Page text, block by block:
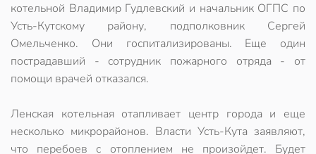
котельной Владимир Гудлевский и начальник ОГПС по
Усть-Кутскому району, подполковник Сергей
Омельченко. Они госпитализированы. Еще один
пострадавший - сотрудник пожарного отряда - от
помощи врачей отказался.
Ленская котельная отапливает центр города и еще
несколько микрорайонов. Власти Усть-Кута заявляют,
что перебоев с отоплением не произойдет. Будет